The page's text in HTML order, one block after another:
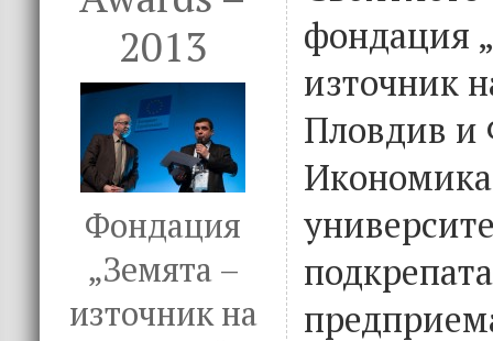
2013
Фондация
„Земята –
източник на
фондация
източник
Пловдив и